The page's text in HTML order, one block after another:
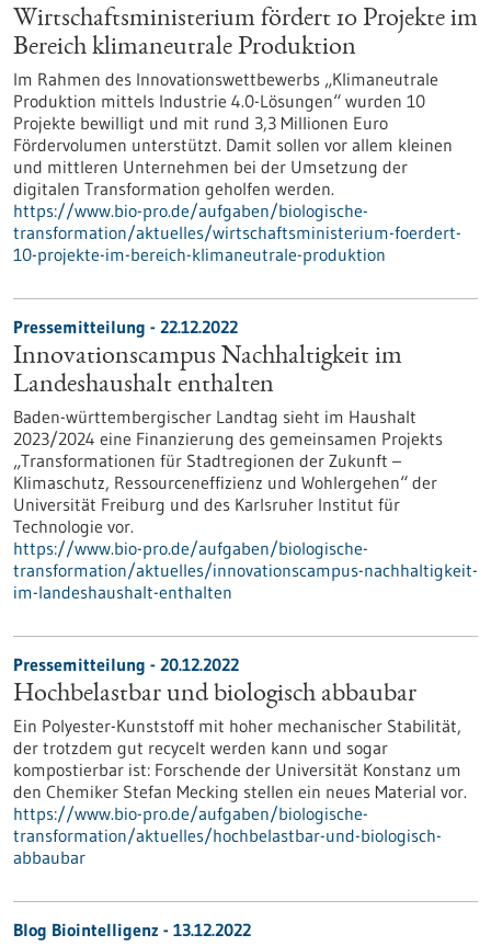
Wirtschaftsministerium fördert 10 Projekte im
Bereich klimaneutrale Produktion
Im Rahmen des Innovationswettbewerbs „Klimaneutrale
Produktion mittels Industrie 4.0-Lösungen“ wurden 10
Projekte bewilligt und mit rund 3,3 Millionen Euro
Fördervolumen unterstützt. Damit sollen vor allem kleinen
und mittleren Unternehmen bei der Umsetzung der
digitalen Transformation geholfen werden.
https://www.bio-pro.de/aufgaben/biologische-
transformation/aktuelles/wirtschaftsministerium-foerdert-
10-projekte-im-bereich-klimaneutrale-produktion
Pressemitteilung - 22.12.2022
Innovationscampus Nachhaltigkeit im
Landeshaushalt enthalten
Baden-württembergischer Landtag sieht im Haushalt
2023/2024 eine Finanzierung des gemeinsamen Projekts
„Transformationen für Stadtregionen der Zukunft –
Klimaschutz, Ressourceneffizienz und Wohlergehen“ der
Universität Freiburg und des Karlsruher Institut für
Technologie vor.
https://www.bio-pro.de/aufgaben/biologische-
transformation/aktuelles/innovationscampus-nachhaltigkeit-
im-landeshaushalt-enthalten
Pressemitteilung - 20.12.2022
Hochbelastbar und biologisch abbaubar
Ein Polyester-Kunststoff mit hoher mechanischer Stabilität,
der trotzdem gut recycelt werden kann und sogar
kompostierbar ist: Forschende der Universität Konstanz um
den Chemiker Stefan Mecking stellen ein neues Material vor.
https://www.bio-pro.de/aufgaben/biologische-
transformation/aktuelles/hochbelastbar-und-biologisch-
abbaubar
Blog Biointelligenz - 13.12.2022